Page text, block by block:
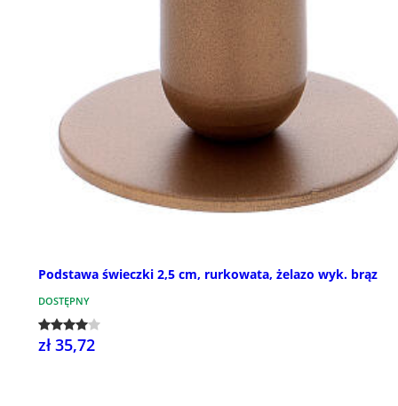
Podstawa świeczki 2,5 cm, rurkowata, żelazo wyk. brąz
DOSTĘPNY
zł 35,72